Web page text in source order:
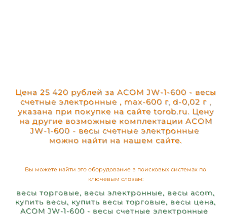
Цена 25 420 рублей за ACOM JW-1-600 - весы
счетные электронные , max-600 г, d-0,02 г ,
указана при покупке на сайте torob.ru. Цену
на другие возможные комплектации ACOM
JW-1-600 - весы счетные электронные
можно найти на нашем сайте.
Вы можете найти это оборудование в поисковых системах по
ключевым словам:
весы торговые, весы электронные, весы acom,
купить весы, купить весы торговые, весы цена,
ACOM JW-1-600 - весы счетные электронные